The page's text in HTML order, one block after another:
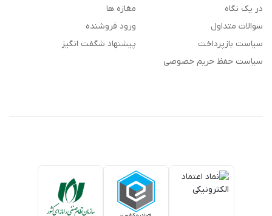
در یک نگاه
سوالات متداول
سیاست بازپرداخت
سیاست حفظ حریم خصوصی
مغازه ها
ورود فروشنده
پیشنهاد شگفت انگیز